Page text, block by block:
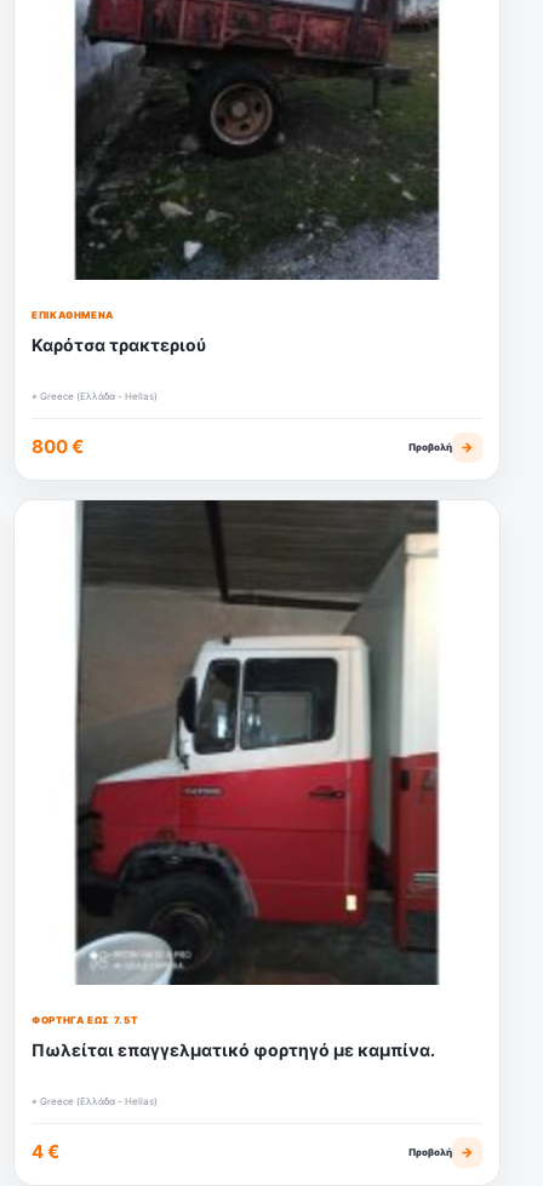
ΕΠΙΚΑΘΉΜΕΝΑ
Καρότσα τρακτεριού
⌖ Greece (Ελλάδα - Hellas)
800 € Προβολή →
ΦΟΡΤΗΓΆ ΈΩΣ 7.5Τ
Πωλείται επαγγελματικό φορτηγό με καμπίνα.
⌖ Greece (Ελλάδα - Hellas)
4 € Προβολή →